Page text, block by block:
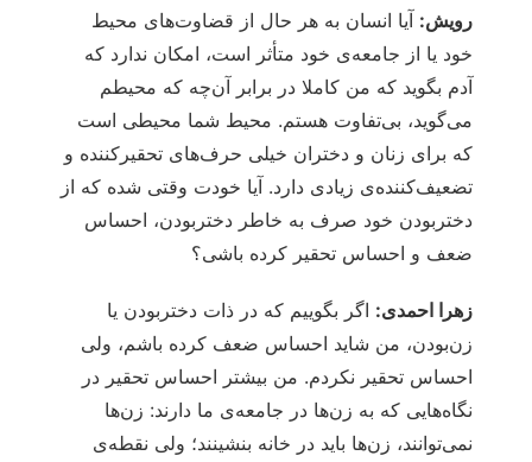
رویش: آیا انسان به هر حال از قضاوت‌های محیط
خود یا از جامعه‌ی خود متأثر است، امکان ندارد که
آدم بگوید که من کاملا در برابر آن‌چه که محیطم
می‌گوید، بی‌تفاوت هستم. محیط شما محیطی است
که برای زنان و دختران خیلی حرف‌های تحقیرکننده و
تضعیف‌کننده‌ی زیادی دارد. آیا خودت وقتی شده که از
دختربودن خود صرف به خاطر دختربودن، احساس
ضعف و احساس تحقیر کرده باشی؟
زهرا احمدی: اگر بگوییم که در ذات دختربودن یا
زن‌بودن، من شاید احساس ضعف کرده باشم، ولی
احساس تحقیر نکردم. من بیشتر احساس تحقیر در
نگاه‌هایی که به زن‌ها در جامعه‌ی ما دارند: زن‌ها
نمی‌توانند، زن‌ها باید در خانه بنشینند؛ ولی نقطه‌ی